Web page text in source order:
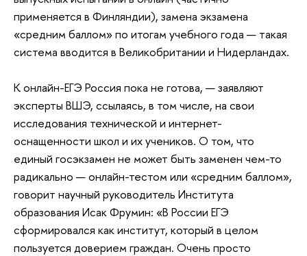
применяется в Финляндии), замена экзамена
«средним баллом» по итогам учебного года — такая
система вводится в Великобритании и Нидерландах.
К онлайн-ЕГЭ Россия пока не готова, — заявляют
эксперты ВШЭ, ссылаясь, в том числе, на свои
исследования технической и интернет-
оснащенности школ и их учеников. О том, что
единый госэкзамен не может быть заменен чем-то
радикально — онлайн-тестом или «средним баллом»,
говорит научный руководитель Института
образования Исак Фрумин: «В России ЕГЭ
сформировался как институт, который в целом
пользуется доверием граждан. Очень просто